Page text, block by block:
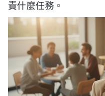
責什麼任務。